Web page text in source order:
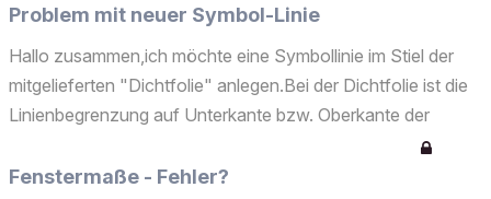
aus Länge und Breite berechnen und mit Nummernwerte
Problem mit neuer Symbol-Linie
Hallo zusammen,ich möchte eine Symbollinie im Stiel der
mitgelieferten "Dichtfolie" anlegen.Bei der Dichtfolie ist die
Linienbegrenzung auf Unterkante bzw. Oberkante der
Linie.Wenn ich selbst so eine Linie anlege funktioniert das
zwar grundsätzlich, aber die Bezugslinie ist ...
Fenstermaße - Fehler?